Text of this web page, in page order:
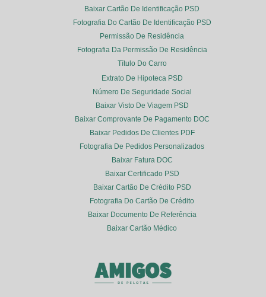
Baixar Cartão De Identificação PSD
Fotografia Do Cartão De Identificação PSD
Permissão De Residência
Fotografia Da Permissão De Residência
Título Do Carro
Extrato De Hipoteca PSD
Número De Seguridade Social
Baixar Visto De Viagem PSD
Baixar Comprovante De Pagamento DOC
Baixar Pedidos De Clientes PDF
Fotografia De Pedidos Personalizados
Baixar Fatura DOC
Baixar Certificado PSD
Baixar Cartão De Crédito PSD
Fotografia Do Cartão De Crédito
Baixar Documento De Referência
Baixar Cartão Médico